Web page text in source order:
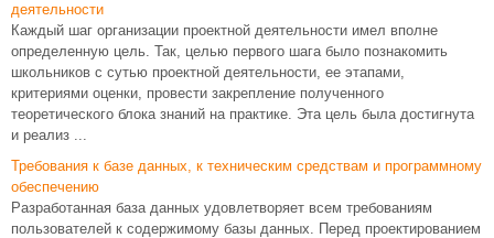
деятельности
Каждый шаг организации проектной деятельности имел вполне
определенную цель. Так, целью первого шага было познакомить
школьников с сутью проектной деятельности, ее этапами,
критериями оценки, провести закрепление полученного
теоретического блока знаний на практике. Эта цель была достигнута
и реализ ...
Требования к базе данных, к техническим средствам и программному
обеспечению
Разработанная база данных удовлетворяет всем требованиям
пользователей к содержимому базы данных. Перед проектированием